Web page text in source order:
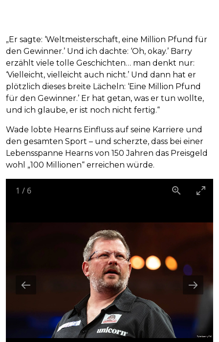
„Er sagte: ‘Weltmeisterschaft, eine Million Pfund für
den Gewinner.’ Und ich dachte: ‘Oh, okay.’ Barry
erzählt viele tolle Geschichten… man denkt nur:
‘Vielleicht, vielleicht auch nicht.’ Und dann hat er
plötzlich dieses breite Lächeln: ‘Eine Million Pfund
für den Gewinner.’ Er hat getan, was er tun wollte,
und ich glaube, er ist noch nicht fertig.“
Wade lobte Hearns Einfluss auf seine Karriere und
den gesamten Sport – und scherzte, dass bei einer
Lebensspanne Hearns von 150 Jahren das Preisgeld
wohl „100 Millionen“ erreichen würde.
1 / 6